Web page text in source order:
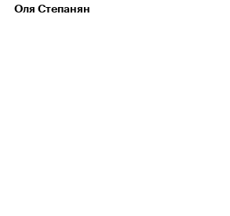
Оля Степанян